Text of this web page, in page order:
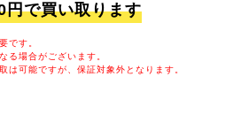
円で買い取ります
です。
る場合がございます。
は可能ですが、保証対象外となります。